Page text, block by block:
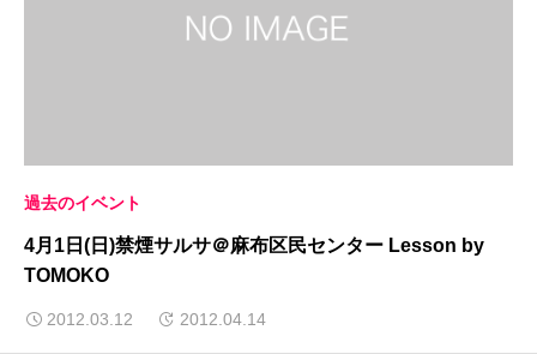
過去のイベント
4月1日(日)禁煙サルサ＠麻布区民センター Lesson by
TOMOKO
2012.03.12 2012.04.14